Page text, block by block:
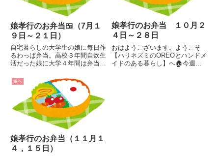
娘孝行のお弁当🍱（7月１
９日～２１日）
自宅暮らしの大学生の娘に毎日作
るわっぱ弁当。高校３年間自炊生
活だった娘に大学４年間は弁当を
記録を残すことにしました。
娘孝行のお弁当 １０月２
４日～２８日
おはようございます。ようこそ
【ハリネズミのOREOとハンドメ
イドのある暮らし】へ🏠今週は
娘へ
娘孝行のお弁当（１１月１
４，１５日）